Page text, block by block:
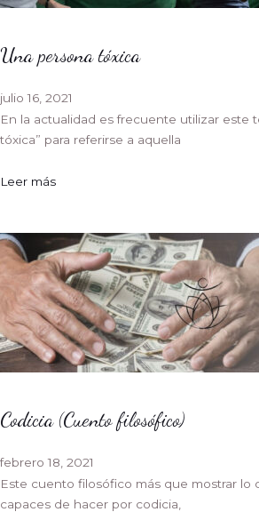
Una persona tóxica
julio 16, 2021
En la actualidad es frecuente utilizar este
tóxica” para referirse a aquella
Leer más
Codicia (Cuento filosófico)
febrero 18, 2021
Este cuento filosófico más que mostrar lo
capaces de hacer por codicia,